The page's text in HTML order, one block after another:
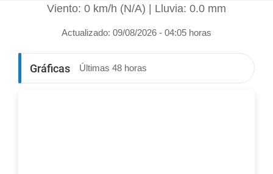
Viento: 0 km/h (N/A) | Lluvia: 0.0 mm
Actualizado: 09/08/2026 - 04:05 horas
Gráficas Últimas 48 horas